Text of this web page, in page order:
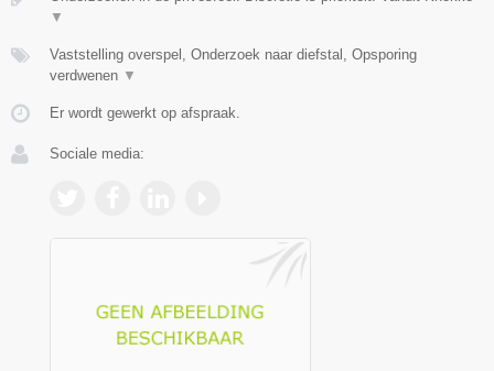
▼
Vaststelling overspel, Onderzoek naar diefstal, Opsporing
verdwenen ▼
Er wordt gewerkt op afspraak.
Sociale media: